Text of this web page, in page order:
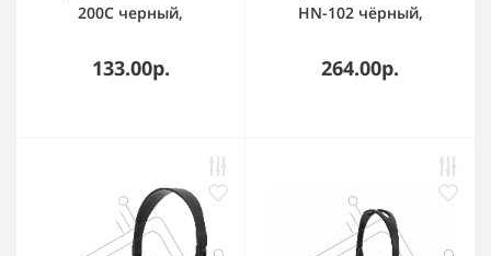
200C черный,
133.00р.
HN-102 чёрный,
264.00р.